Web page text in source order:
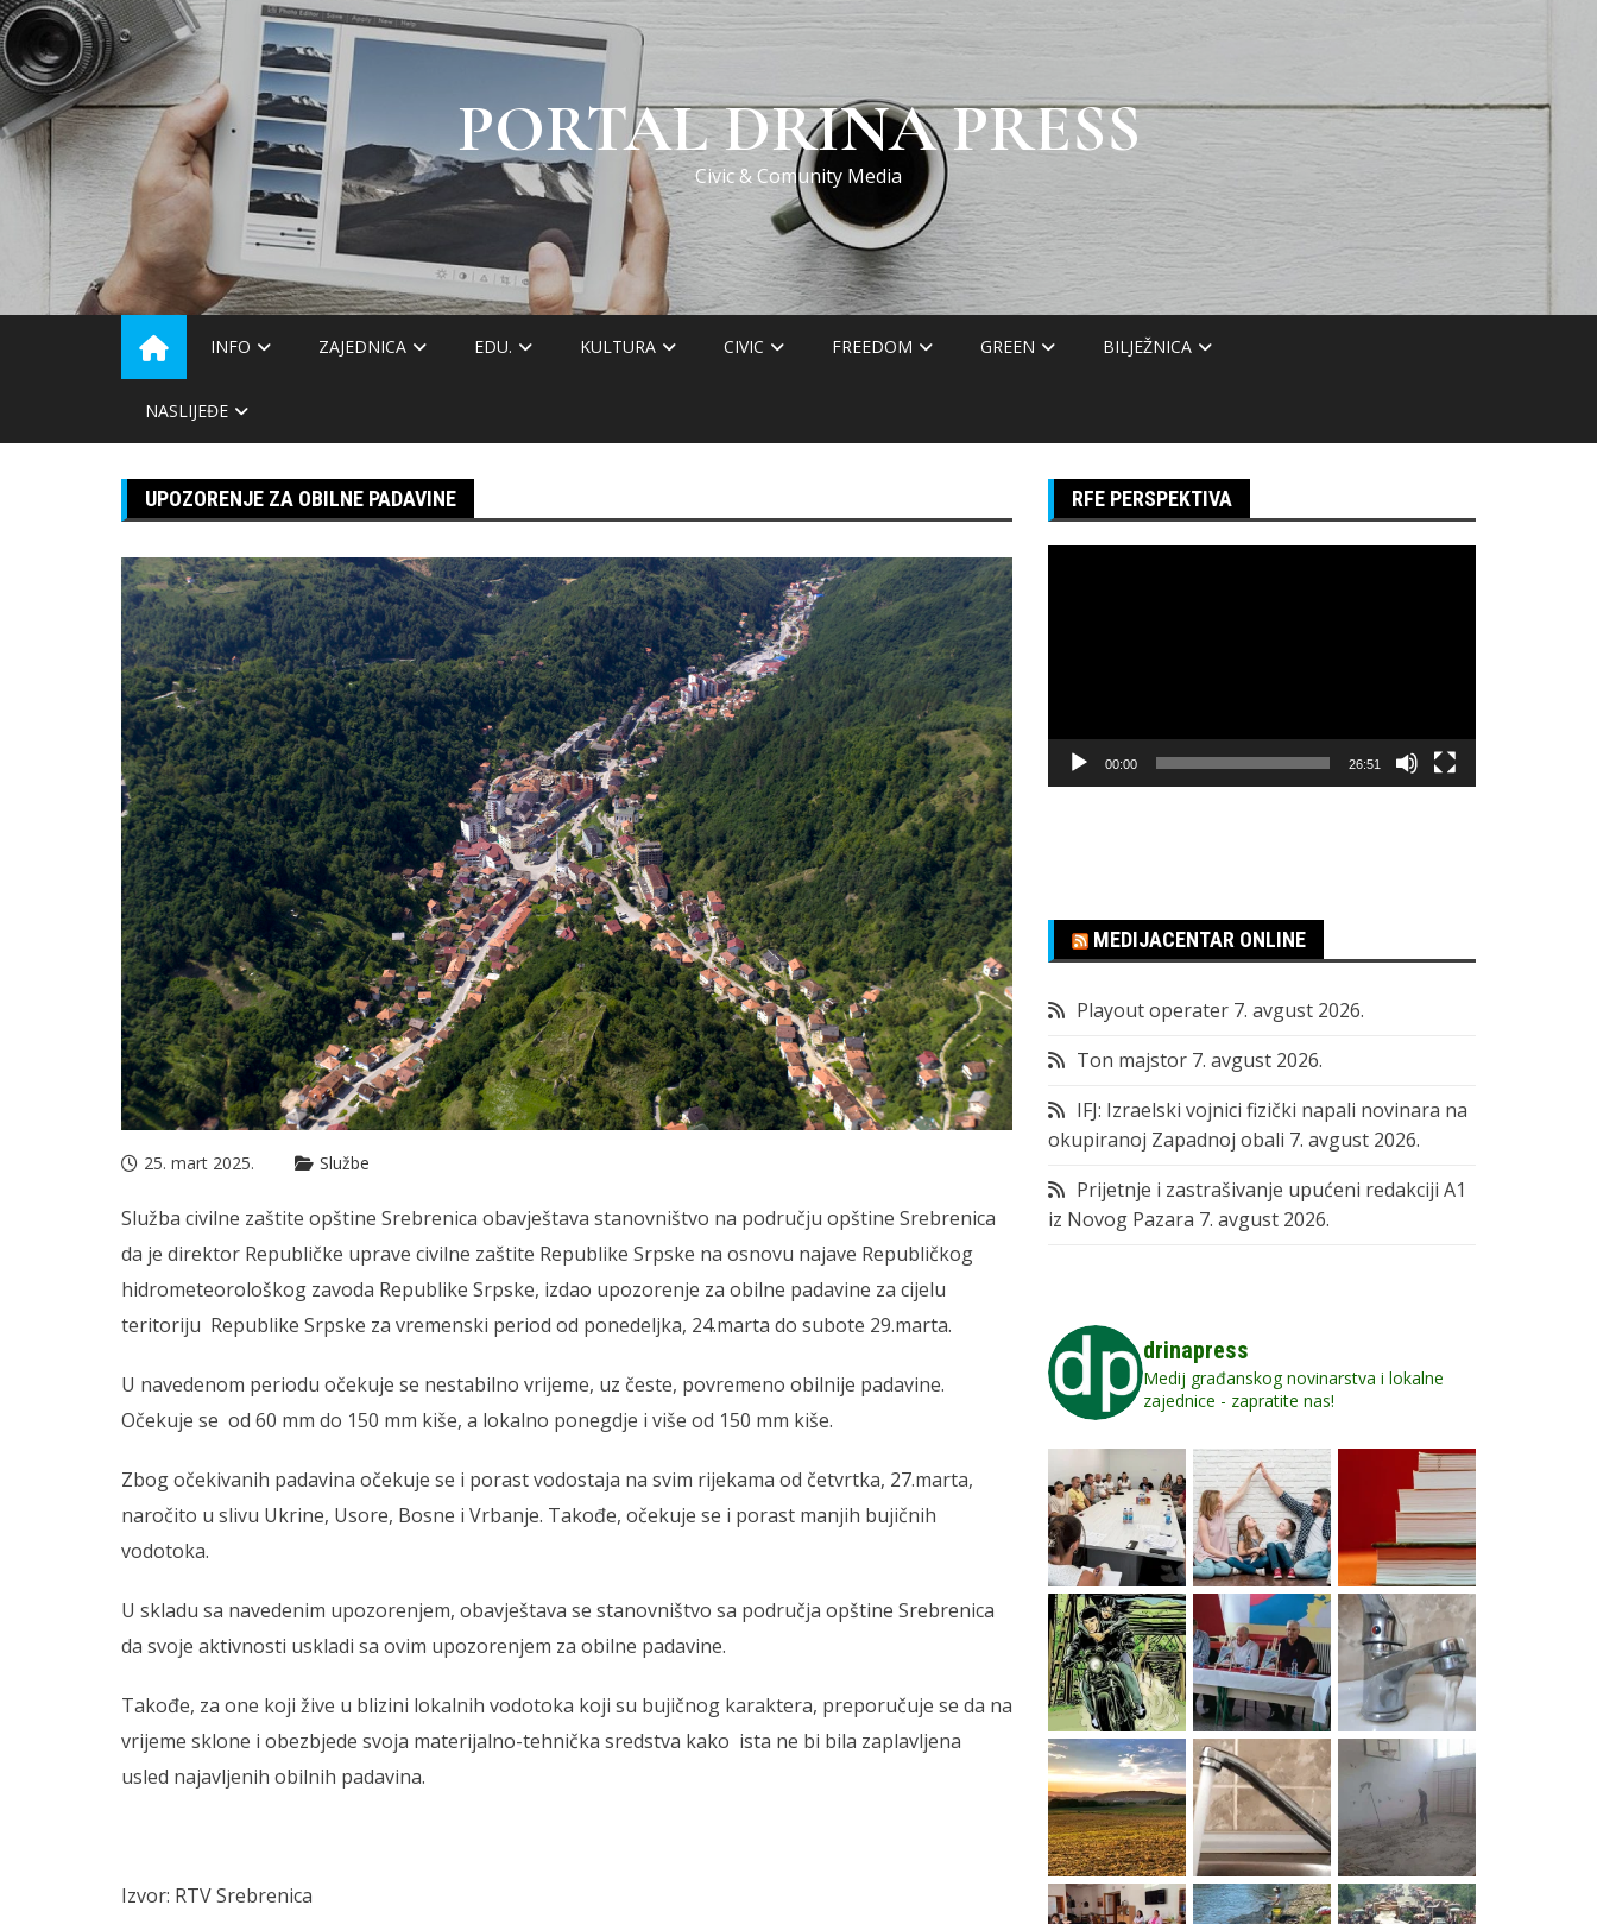
Skip
to
content
PORTAL DRINA PRESS
Civic & Comunity Media
INFO ZAJEDNICA EDU. KULTURA CIVIC FREEDOM GREEN BILJEŽNICA
NASLIJEĐE
UPOZORENJE ZA OBILNE PADAVINE
25. mart 2025. Službe
Služba civilne zaštite opštine Srebrenica obavještava stanovništvo na području opštine Srebrenica
da je direktor Republičke uprave civilne zaštite Republike Srpske na osnovu najave Republičkog
hidrometeorološkog zavoda Republike Srpske, izdao upozorenje za obilne padavine za cijelu
teritoriju Republike Srpske za vremenski period od ponedeljka, 24.marta do subote 29.marta.
U navedenom periodu očekuje se nestabilno vrijeme, uz česte, povremeno obilnije padavine.
Očekuje se od 60 mm do 150 mm kiše, a lokalno ponegdje i više od 150 mm kiše.
Zbog očekivanih padavina očekuje se i porast vodostaja na svim rijekama od četvrtka, 27.marta,
naročito u slivu Ukrine, Usore, Bosne i Vrbanje. Takođe, očekuje se i porast manjih bujičnih
vodotoka.
U skladu sa navedenim upozorenjem, obavještava se stanovništvo sa područja opštine Srebrenica
da svoje aktivnosti uskladi sa ovim upozorenjem za obilne padavine.
Takođe, za one koji žive u blizini lokalnih vodotoka koji su bujičnog karaktera, preporučuje se da na
vrijeme sklone i obezbjede svoja materijalno-tehnička sredstva kako ista ne bi bila zaplavljena
usled najavljenih obilnih padavina.
Izvor: RTV Srebrenica
RFE PERSPEKTIVA
00:00 26:51
MEDIJACENTAR ONLINE
Playout operater 7. avgust 2026.
Ton majstor 7. avgust 2026.
IFJ: Izraelski vojnici fizički napali novinara na
okupiranoj Zapadnoj obali 7. avgust 2026.
Prijetnje i zastrašivanje upućeni redakciji A1
iz Novog Pazara 7. avgust 2026.
drinapress
Medij građanskog novinarstva i lokalne
zajednice - zapratite nas!